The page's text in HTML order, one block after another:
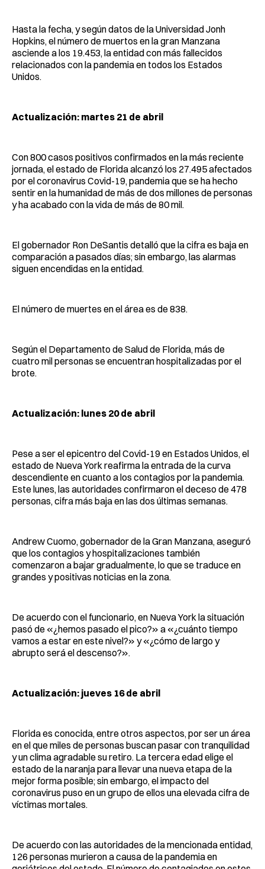
Hasta la fecha, y según datos de la Universidad Jonh
Hopkins, el número de muertos en la gran Manzana
asciende a los 19.453, la entidad con más fallecidos
relacionados con la pandemia en todos los Estados
Unidos.
Actualización: martes 21 de abril
Con 800 casos positivos confirmados en la más reciente
jornada, el estado de Florida alcanzó los 27.495 afectados
por el coronavirus Covid-19, pandemia que se ha hecho
sentir en la humanidad de más de dos millones de personas
y ha acabado con la vida de más de 80 mil.
El gobernador Ron DeSantis detalló que la cifra es baja en
comparación a pasados días; sin embargo, las alarmas
siguen encendidas en la entidad.
El número de muertes en el área es de 838.
Según el Departamento de Salud de Florida, más de
cuatro mil personas se encuentran hospitalizadas por el
brote.
Actualización: lunes 20 de abril
Pese a ser el epicentro del Covid-19 en Estados Unidos, el
estado de Nueva York reafirma la entrada de la curva
descendiente en cuanto a los contagios por la pandemia.
Este lunes, las autoridades confirmaron el deceso de 478
personas, cifra más baja en las dos últimas semanas.
Andrew Cuomo, gobernador de la Gran Manzana, aseguró
que los contagios y hospitalizaciones también
comenzaron a bajar gradualmente, lo que se traduce en
grandes y positivas noticias en la zona.
De acuerdo con el funcionario, en Nueva York la situación
pasó de «¿hemos pasado el pico?» a «¿cuánto tiempo
vamos a estar en este nivel?» y «¿cómo de largo y
abrupto será el descenso?».
Actualización: jueves 16 de abril
Florida es conocida, entre otros aspectos, por ser un área
en el que miles de personas buscan pasar con tranquilidad
y un clima agradable su retiro. La tercera edad elige el
estado de la naranja para llevar una nueva etapa de la
mejor forma posible; sin embargo, el impacto del
coronavirus puso en un grupo de ellos una elevada cifra de
víctimas mortales.
De acuerdo con las autoridades de la mencionada entidad,
126 personas murieron a causa de la pandemia en